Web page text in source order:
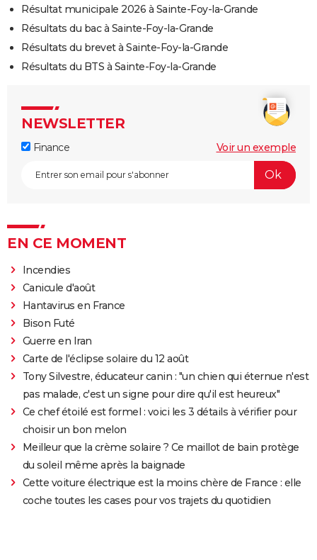
Résultat municipale 2026 à Sainte-Foy-la-Grande
Résultats du bac à Sainte-Foy-la-Grande
Résultats du brevet à Sainte-Foy-la-Grande
Résultats du BTS à Sainte-Foy-la-Grande
NEWSLETTER
Finance Voir un exemple
EN CE MOMENT
Incendies
Canicule d'août
Hantavirus en France
Bison Futé
Guerre en Iran
Carte de l'éclipse solaire du 12 août
Tony Silvestre, éducateur canin : "un chien qui éternue n'est
pas malade, c'est un signe pour dire qu'il est heureux"
Ce chef étoilé est formel : voici les 3 détails à vérifier pour
choisir un bon melon
Meilleur que la crème solaire ? Ce maillot de bain protège
du soleil même après la baignade
Cette voiture électrique est la moins chère de France : elle
coche toutes les cases pour vos trajets du quotidien